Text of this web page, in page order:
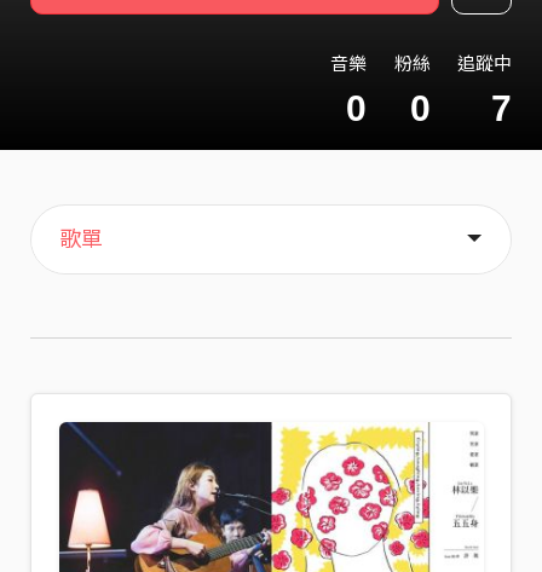
音樂
0
粉絲
0
追蹤中
7
主頁
歌單
喜歡
關於